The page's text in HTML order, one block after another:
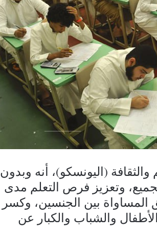
والثقافة (اليونسكو)، أنه وبدون
وتعزيز فرص التعلم مدى
المساواة بين الجنسين، وكسر
والشباب والكبار عن